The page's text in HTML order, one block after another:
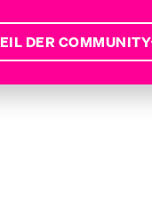
DER COMMUNITY